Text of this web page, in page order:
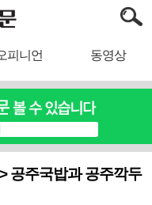
피니언 동영상
공주국밥과 공주깍두